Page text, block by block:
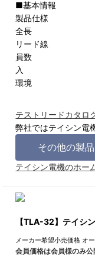
■基本情報
製品仕様 Y端
全長
リード線
員数 R・B・
入
環境
テストリードカタロ
弊社ではテイシン電
その他の製
テイシン電機のホー
【TLA-32】テイシ
メーカー希望小売価格 オ
会員価格は会員様のみ公